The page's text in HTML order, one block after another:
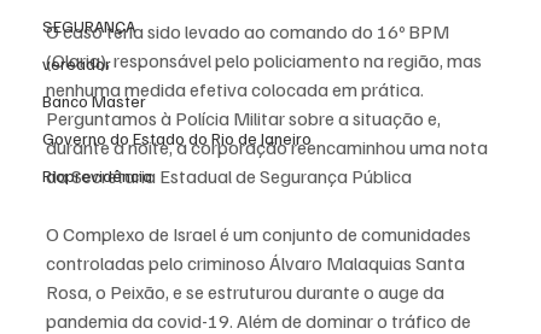
SEGURANÇA
vereador
Banco Master
Governo do Estado do Rio de Janeiro
Rioprevidência
O caso teria sido levado ao comando do 16º BPM
(Olaria), responsável pelo policiamento na região, mas
nenhuma medida efetiva colocada em prática.
Perguntamos à Polícia Militar sobre a situação e,
durante a noite, a corporação reencaminhou uma nota
da Secretaria Estadual de Segurança Pública
O Complexo de Israel é um conjunto de comunidades
controladas pelo criminoso Álvaro Malaquias Santa
Rosa, o Peixão, e se estruturou durante o auge da
pandemia da covid-19. Além de dominar o tráfico de